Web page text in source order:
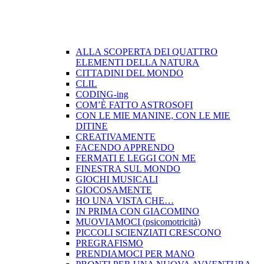
ALLA SCOPERTA DEI QUATTRO
ELEMENTI DELLA NATURA
CITTADINI DEL MONDO
CLIL
CODING-ing
COM’È FATTO ASTROSOFI
CON LE MIE MANINE, CON LE MIE
DITINE
CREATIVAMENTE
FACENDO APPRENDO
FERMATI E LEGGI CON ME
FINESTRA SUL MONDO
GIOCHI MUSICALI
GIOCOSAMENTE
HO UNA VISTA CHE…
IN PRIMA CON GIACOMINO
MUOVIAMOCI (psicomotricità)
PICCOLI SCIENZIATI CRESCONO
PREGRAFISMO
PRENDIAMOCI PER MANO